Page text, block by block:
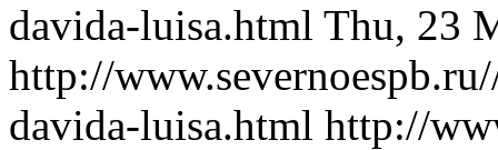
davida-luisa.html Thu, 23
http://
davida-luisa.html http://